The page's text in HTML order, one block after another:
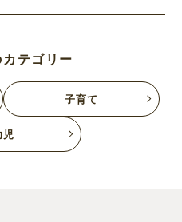
テゴリー
子育て
児